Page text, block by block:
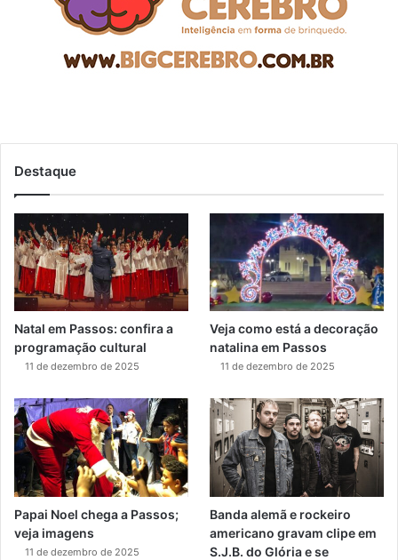
Destaque
Natal em Passos: confira a
programação cultural
11 de dezembro de 2025
Veja como está a decoração
natalina em Passos
11 de dezembro de 2025
Papai Noel chega a Passos;
veja imagens
11 de dezembro de 2025
Banda alemã e rockeiro
americano gravam clipe em
S.J.B. do Glória e se